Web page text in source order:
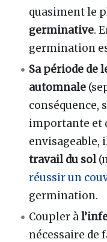
quasiment le
germinative.
germination
Sa période de
automnale
conséquence,
importante et
travail du sol
réussir un
germination.
Coupler à
nécessaire de